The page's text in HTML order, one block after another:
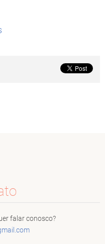
falar conosco?
l.com